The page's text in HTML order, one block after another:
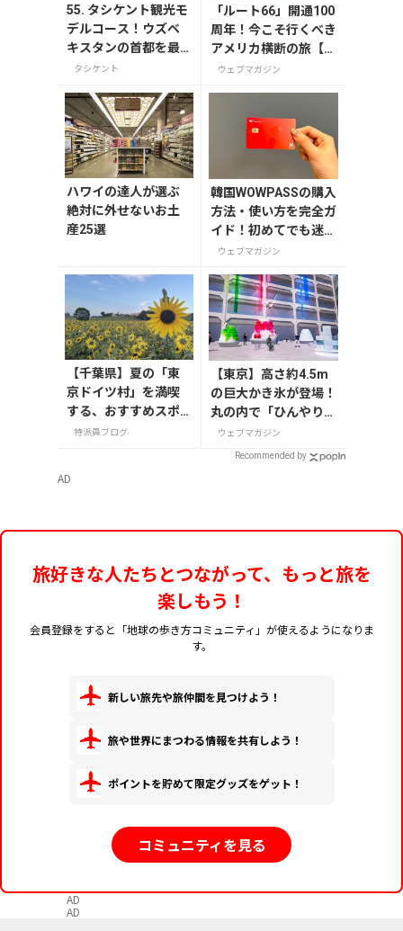
55. タシケント観光モ
デルコース！ウズベ
キスタンの首都を最
大限楽しむ旅行ルー
タシケント
「ルート66」開通100
周年！今こそ行くべき
アメリカ横断の旅【今
旅2026】
ウェブマガジン
ハワイの達人が選ぶ
絶対に外せないお土
産25選
韓国WOWPASSの購入
方法・使い方を完全ガ
イド！初めてでも迷わ
ない
ウェブマガジン
【千葉県】夏の「東
京ドイツ村」を満喫
する、おすすめスポ
ット3選
特派員ブログ
【東京】高さ約4.5m
の巨大かき氷が登場！
丸の内で「ひんやりＫ
ＩＴＴＥ」が8月7日
から開催
ウェブマガジン
Recommended by
AD
旅好きな人たちとつながって、もっと旅を
楽しもう！
会員登録をすると「地球の歩き方コミュニティ」が使えるようになりま
す。
新しい旅先や旅仲間を見つけよう！
旅や世界にまつわる情報を共有しよう！
ポイントを貯めて限定グッズをゲット！
コミュニティを見る
AD
AD